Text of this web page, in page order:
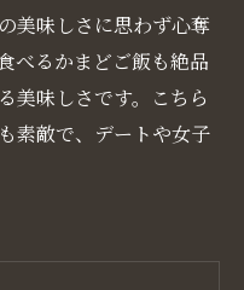
美味しさに思わず心奪
べるかまどご飯も絶品
美味しさです。こちら
素敵で、デートや女子